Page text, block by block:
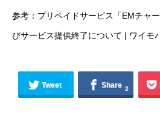
参考： プリペイドサービス「EMチャ
びサービス提供終了について | ワイモ
Tweet Share 2